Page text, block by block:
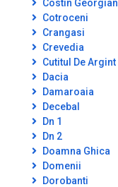
Costin Georgian
Cotroceni
Crangasi
Crevedia
Cutitul De Argint
Dacia
Damaroaia
Decebal
Dn 1
Dn 2
Doamna Ghica
Domenii
Dorobanti